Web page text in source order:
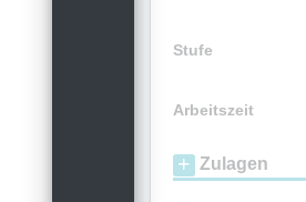
Stufe
Arbeitszeit
Zulagen